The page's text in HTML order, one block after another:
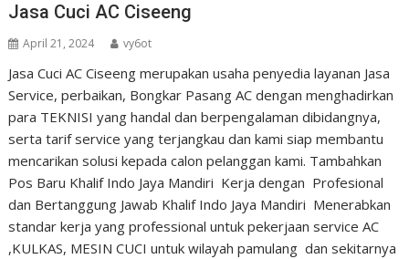
Jasa Cuci AC Ciseeng
April 21, 2024 vy6ot
Jasa Cuci AC Ciseeng merupakan usaha penyedia layanan Jasa
Service, perbaikan, Bongkar Pasang AC dengan menghadirkan
para TEKNISI yang handal dan berpengalaman dibidangnya,
serta tarif service yang terjangkau dan kami siap membantu
mencarikan solusi kepada calon pelanggan kami. Tambahkan
Pos Baru Khalif Indo Jaya Mandiri Kerja dengan Profesional
dan Bertanggung Jawab Khalif Indo Jaya Mandiri Menerabkan
standar kerja yang professional untuk pekerjaan service AC
,KULKAS, MESIN CUCI untuk wilayah pamulang dan sekitarnya